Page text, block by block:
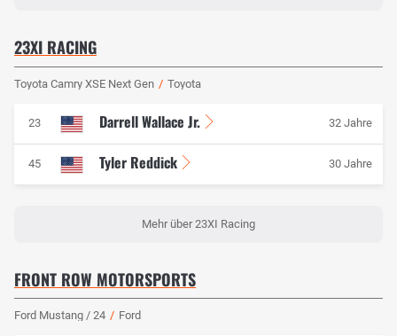
23XI RACING
Toyota Camry XSE Next Gen / Toyota
23 Darrell Wallace Jr. 32 Jahre
45 Tyler Reddick 30 Jahre
Mehr über 23XI Racing
FRONT ROW MOTORSPORTS
Ford Mustang / 24 / Ford